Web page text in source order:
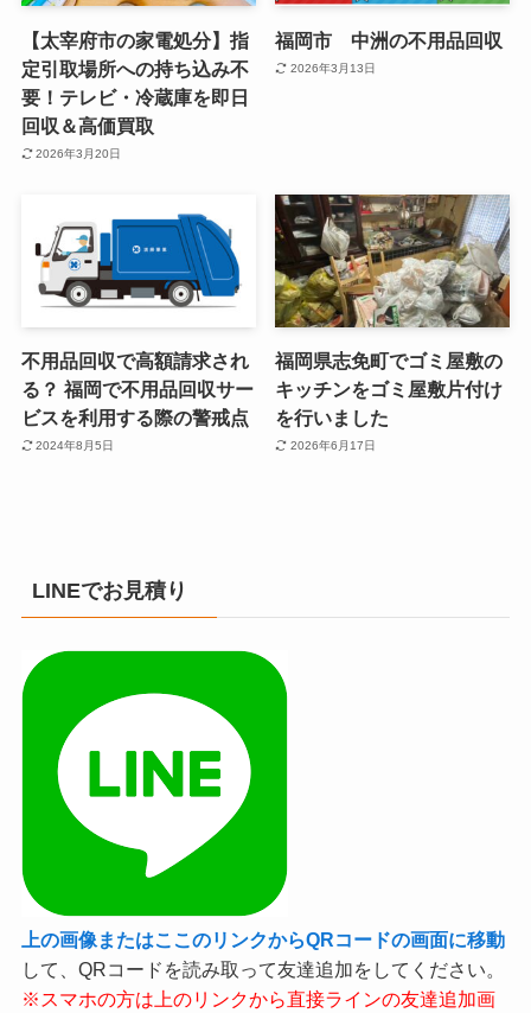
【太宰府市の家電処分】指
定引取場所への持ち込み不
要！テレビ・冷蔵庫を即日
回収＆高価買取
2026年3月20日
福岡市 中洲の不用品回収
2026年3月13日
不用品回収で高額請求され
る？ 福岡で不用品回収サー
ビスを利用する際の警戒点
2024年8月5日
福岡県志免町でゴミ屋敷の
キッチンをゴミ屋敷片付け
を行いました
2026年6月17日
LINEでお見積り
上の画像またはここのリンクからQRコードの画面に移動
して、QRコードを読み取って友達追加をしてください。
※スマホの方は上のリンクから直接ラインの友達追加画